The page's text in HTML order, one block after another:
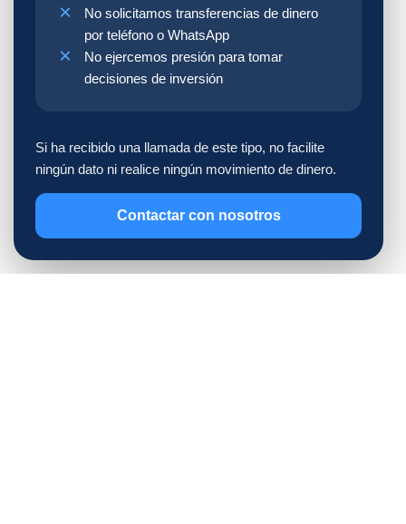
No solicitamos transferencias de dinero
por teléfono o WhatsApp
No ejercemos presión para tomar
decisiones de inversión
Si ha recibido una llamada de este tipo, no facilite
ningún dato ni realice ningún movimiento de dinero.
Contactar con nosotros